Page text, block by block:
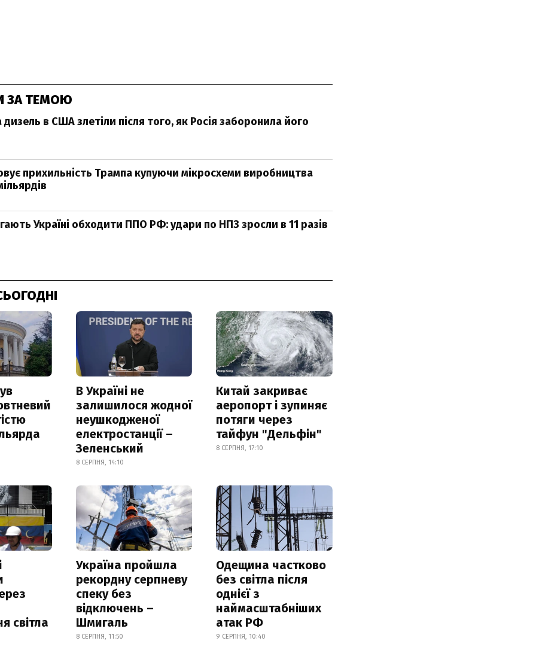
ЗА ТЕМОЮ
в США злетіли після того, як Росія заборонила його
прихильність Трампа купуючи мікросхеми виробництва
Україні обходити ППО РФ: удари по НПЗ зросли в 11 разів
В Україні не
залишилося жодної
неушкодженої
електростанції –
Зеленський
8 СЕРПНЯ, 14:10
Китай закриває
аеропорт і зупиняє
потяги через
тайфун "Дельфін"
8 СЕРПНЯ, 17:10
світла
Україна пройшла
рекордну серпневу
спеку без
відключень –
Шмигаль
8 СЕРПНЯ, 11:50
Одещина частково
без світла після
однієї з
наймасштабніших
атак РФ
9 СЕРПНЯ, 10:40